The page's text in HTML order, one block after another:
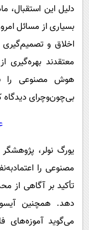
دلیل این
بسیاری از مسائل
اخلاق و
معتقدند
هوش مصنوعی را
بی‌چون‌وچرای دیدگاه
یورگ نولر،
مصنوعی را
تأکید بر آگاهی از
دهد. همچنین
می‌گوید آموزه‌های